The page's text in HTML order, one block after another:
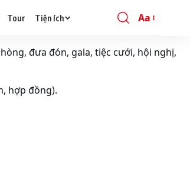
Tour Tiện ích
Font
Aa
đưa đón, gala, tiệc cưới, hội nghị,
hợp đồng).